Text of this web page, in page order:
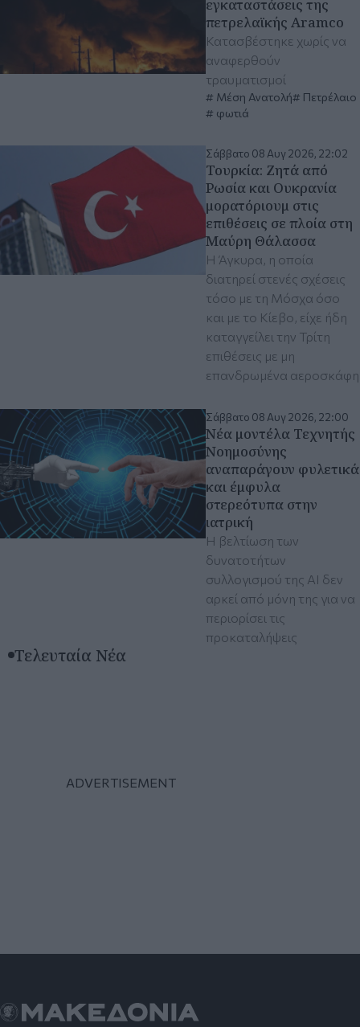
εγκαταστάσεις της
πετρελαϊκής Aramco
Κατασβέστηκε χωρίς να
αναφερθούν
τραυματισμοί
Μέση Ανατολή
Πετρέλαιο
φωτιά
Σάββατο 08 Αυγ 2026, 22:02
Τουρκία: Ζητά από
Ρωσία και Ουκρανία
μορατόριουμ στις
επιθέσεις σε πλοία στη
Μαύρη Θάλασσα
Η Άγκυρα, η οποία
διατηρεί στενές σχέσεις
τόσο με τη Μόσχα όσο
και με το Κίεβο, είχε ήδη
καταγγείλει την Τρίτη
επιθέσεις με μη
επανδρωμένα αεροσκάφη
Σάββατο 08 Αυγ 2026, 22:00
Νέα μοντέλα Τεχνητής
Νοημοσύνης
αναπαράγουν φυλετικά
και έμφυλα
στερεότυπα στην
ιατρική
Η βελτίωση των
δυνατοτήτων
συλλογισμού της ΑΙ δεν
αρκεί από μόνη της για να
περιορίσει τις
προκαταλήψεις
Τελευταία Νέα